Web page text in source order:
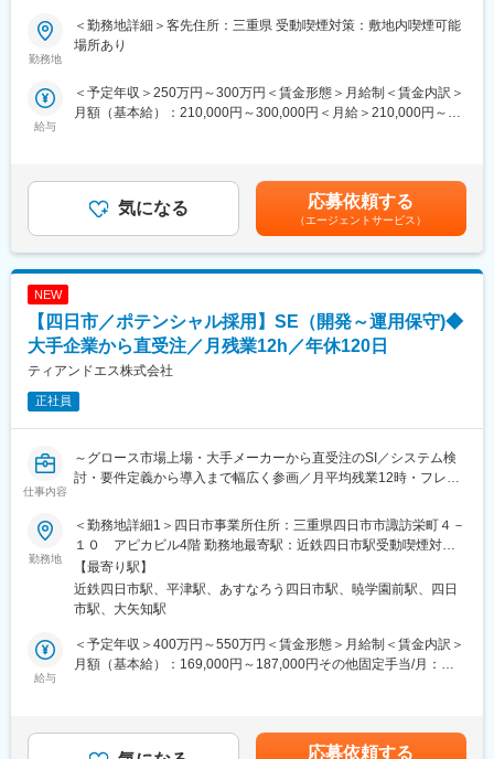
す。経験のない技術・分野についても安心してチャレンジいただ
けるような体制を用意しています。
■働き方：
社員一人に負担がかからないよう、また社員として帰属意識や安
しっかりと守られた環境です。また、長期的なPJTの為、短納期
で仕上げなければならないというよりは、きちんと正確に進めて
いくスタイルです。
■当社について：
を主力事業とするITシステム会社（システムインテグレーター）
です。要件定義から設計、開発、テストまで、システム開発に関
わる全ての工程においてサービスを提供できる体制を保持してい
ます。
変更の範囲：本文参照
■ポジション詳細：
業務系システムの開発案件を担当します
基本的にお客様先の常駐となります。
※常駐先のエリアなどはご希望に応じて調整可能です。
ン・
スペシャリストとして手を動かし続けられるポジションなどご自
身の志向性に応じたステップアップも可能です。
■配属組織について：
く働く」をモットーにお互いを尊重し合う社風です。中途入社が
大半で20～30代が多い環境となっています、中途社員も多いので
すぐに馴染んでいただける環境です。
■フォロー体制について
ご入社いただいた後OJT形式でフォロー進めてまいります。
を受けつつ仕事進めていくことができる環境です。
営業担当が月に1度ほどエンジニアの方と面談し、ご相談や悩みな
■当社の魅力：
◎未経験の方からでもチャレンジがしやすい環境です！
職業訓練校から現在エンジニアとして働かれていらっしゃる方、
もののエンジニアとしてのご就業のご意欲を後押しできる環境で
す。
◎あなたの夢を後押しできる環境です！
勤務地
＜勤務地詳細＞客先住所：三重県 受動喫煙対策：敷地内喫煙可能
場所あり
給与
＜予定年収＞250万円～300万円＜賃金形態＞月給制＜賃金内訳＞
月額（基本給）：210,000円～300,000円＜月給＞210,000円～
ます。月給(月額)は固定手当を含めた表記です。
気になる 応募依頼する
（エージェントサービス）
NEW
【四日市／ポテンシャル採用】SE（開発～運用保守)◆
大手企業から直受注／月残業12h／年休120日
ティアンドエス株式会社
正社員
仕事内容
～グロース市場上場・大手メーカーから直受注のSI／システム検
討・要件定義から導入まで幅広く参画／月平均残業12時・フレッ
■職務の特徴：
・大手企業が使用する業務アプリケーションの受託開発をお任せ
いたします。
※ご担当いただく工程はシステム検討・要件定義～導入工程まで
で、Webシステム～クライアントアプリケーション等の開発をし
ます。
■プロジェクト例：
勤務地
＜勤務地詳細1＞四日市事業所住所：三重県四日市市諏訪栄町４－
１０ アピカビル4階 勤務地最寄駅：近鉄四日市駅受動喫煙対
策：屋内全面禁煙＜勤務地詳細2＞四日市工場（キオクシア）住
所：三重県四日市市山之一色町800番地 受動喫煙対策：屋内全面
禁煙変更の範囲：会社の定める事業所（リモートワーク含む）
【最寄り駅】
近鉄四日市駅、平津駅、あすなろう四日市駅、暁学園前駅、四日
市駅、大矢知駅
給与
＜予定年収＞400万円～550万円＜賃金形態＞月給制＜賃金内訳＞
月額（基本給）：169,000円～187,000円その他固定手当/月：
給有無＞有＜残業手当＞有＜給与補足＞※〈月額固定給×12カ月＝
応募依頼する